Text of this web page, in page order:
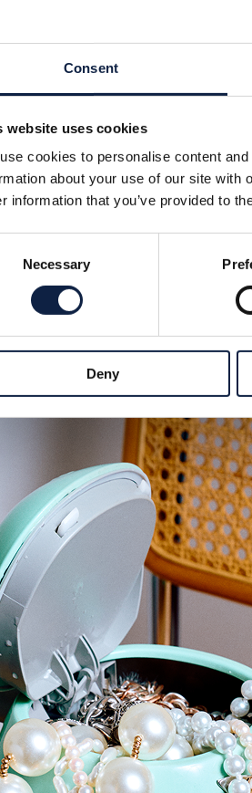
Consent
website uses cookies
cookies to personalise content
about your use of our site with
information that you’ve provided to
Necessary
Deny
avada need 95%, eemaldades
ja saatmisest.
valmis edasimüügiks.“
kõrge. Pead esmalt otsustama
nii edasi.
kõik sinu eest. Sinu Boughti
– otse e-posti kviitungitelt.
ka pakendamise ja
kaupade ostmise ja müümise